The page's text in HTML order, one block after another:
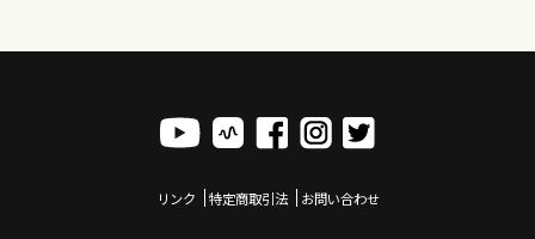
リンク 特定商取引法 お問い合わせ